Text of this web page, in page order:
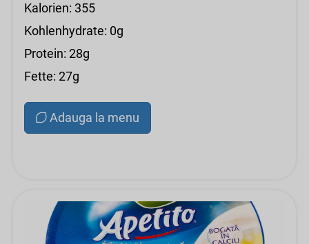
Kalorien: 355
Kohlenhydrate: 0g
Protein: 28g
Fette: 27g
Adauga la menu